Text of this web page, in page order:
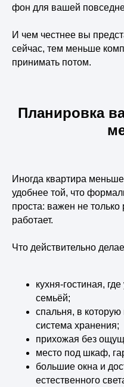
фон для вашей
И чем честнее вы
сейчас, тем меньше
принимать потом.
Планировка
Иногда квартира
удобнее той, что
проста: важен не только
работает.
Что действительно
кухня-гостиная,
семьёй;
спальня, в
система хранения;
прихожая без
место под шкаф,
большие окна и
естественного